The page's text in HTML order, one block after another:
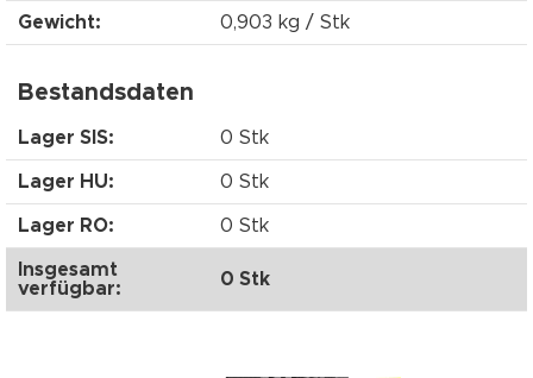
Gewicht: 0,903 kg / Stk
Bestandsdaten
Lager SIS: 0 Stk
Lager HU: 0 Stk
Lager RO: 0 Stk
Insgesamt
verfügbar:
0 Stk